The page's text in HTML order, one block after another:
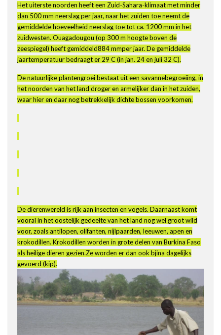
Het uiterste noorden heeft een Zuid-Sahara-klimaat met minder
dan 500 mm neerslag per jaar, naar het zuiden toe neemt de
gemiddelde hoeveelheid neerslag toe tot ca. 1200 mm in het
zuidwesten. Ouagadougou (op 300 m hoogte boven de
zeespiegel) heeft gemiddeld884 mmper jaar. De gemiddelde
jaartemperatuur bedraagt er 29 C (in jan. 24 en juli 32 C).
De natuurlijke plantengroei bestaat uit een savannebegroeiing, in
het noorden van het land droger en armelijker dan in het zuiden,
waar hier en daar nog betrekkelijk dichte bossen voorkomen.
De dierenwereld is rijk aan insecten en vogels. Daarnaast komt
vooral in het oostelijk gedeelte van het land nog wel groot wild
voor, zoals antilopen, olifanten, nijlpaarden, leeuwen, apen en
krokodillen. Krokodillen worden in grote delen van Burkina Faso
als heilige dieren gezien.Ze worden er dan ook bjina dagelijks
gevoerd (kip).